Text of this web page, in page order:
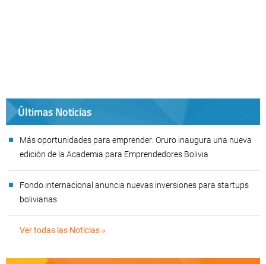
Últimas Noticias
Más oportunidades para emprender: Oruro inaugura una nueva
edición de la Academia para Emprendedores Bolivia
Fondo internacional anuncia nuevas inversiones para startups
bolivianas
Ver todas las Noticias »